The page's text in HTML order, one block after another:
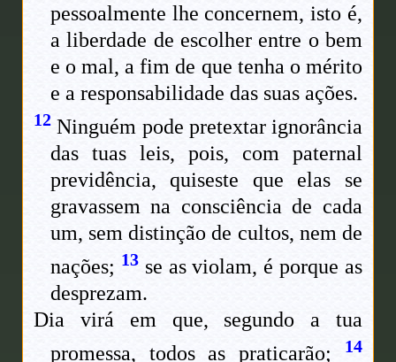
pessoalmente lhe concernem, isto é,
a liberdade de escolher entre o bem
e o mal, a fim de que tenha o mérito
e a responsabilidade das suas ações.
12 Ninguém pode pretextar ignorância
das tuas leis, pois, com paternal
previdência, quiseste que elas se
gravassem na consciência de cada
um, sem distinção de cultos, nem de
nações; 13se as violam, é porque as
desprezam.
Dia virá em que, segundo a tua
promessa, todos as praticarão;
14